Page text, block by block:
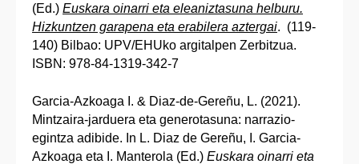
(Ed.) Euskara oinarri eta eleaniztasuna helburu.
Hizkuntzen garapena eta erabilera aztergai. (119-
140) Bilbao: UPV/EHUko argitalpen Zerbitzua.
ISBN: 978-84-1319-342-7
Garcia-Azkoaga I. & Diaz-de-Gereñu, L. (2021).
Mintzaira-jarduera eta generotasuna: narrazio-
egintza adibide. In L. Diaz de Gereñu, I. Garcia-
Azkoaga eta I. Manterola (Ed.) Euskara oinarri eta